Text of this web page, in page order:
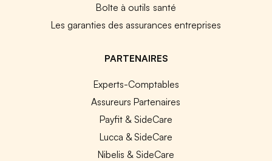
Boîte à outils santé
Les garanties des assurances entreprises
PARTENAIRES
Experts-Comptables
Assureurs Partenaires
Payfit & SideCare
Lucca & SideCare
Nibelis & SideCare